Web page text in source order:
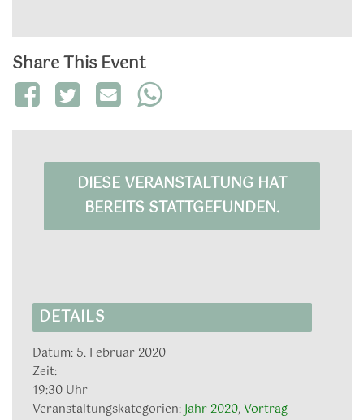
Share This Event
DIESE VERANSTALTUNG HAT
BEREITS STATTGEFUNDEN.
DETAILS
Datum: 5. Februar 2020
Zeit:
19:30 Uhr
Veranstaltungskategorien: Jahr 2020, Vortrag